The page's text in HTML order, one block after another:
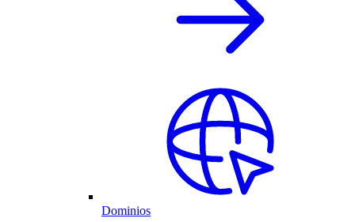
Dominios